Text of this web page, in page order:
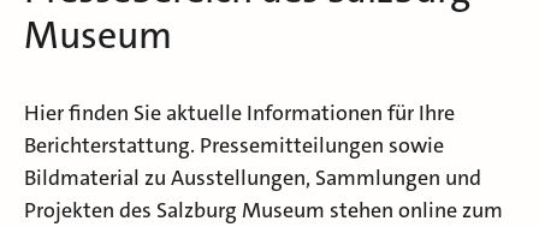
Museum
Hier finden Sie aktuelle Informationen für Ihre
Berichterstattung. Pressemitteilungen sowie
Bildmaterial zu Ausstellungen, Sammlungen und
Projekten des Salzburg Museum stehen online zum